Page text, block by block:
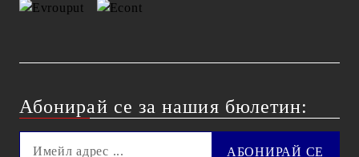
Абонирай се за нашия бюлетин: